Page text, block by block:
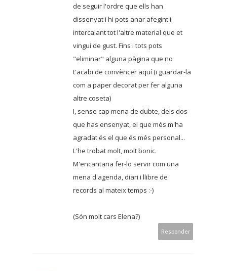
de seguir l'ordre que ells han
dissenyat i hi pots anar afegint i
intercalant tot l'altre material que et
vingui de gust. Fins i tots pots
"eliminar" alguna pàgina que no
t'acabi de convèncer aquí (i guardar-la
com a paper decorat per fer alguna
altre coseta)
I, sense cap mena de dubte, dels dos
que has ensenyat, el que més m'ha
agradat és el que és més personal...
L'he trobat molt, molt bonic.
M'encantaria fer-lo servir com una
mena d'agenda, diari i llibre de
records al mateix temps :-)
(Són molt cars Elena?)
Responder